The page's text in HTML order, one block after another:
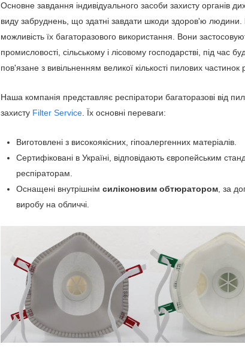
Основне завдання індивідуального засоби захисту органів
виду забруднень, що здатні завдати шкоди здоров'ю людини.
можливість їх багаторазового використання. Вони
промисловості, сільському і лісовому господарстві, під час
пов'язане з вивільненням великої кількості пилових частинок
Наша компанія представляє респіратори багаторазові від
захисту Filter Service . Їх основні переваги:
Виготовлені з високоякісних, гіпоалергенних матеріалів.
Сертифіковані в Україні, відповідають європейським
респіраторам.
Оснащені внутрішнім силіконовим обтюратором , за
виробу на обличчі.